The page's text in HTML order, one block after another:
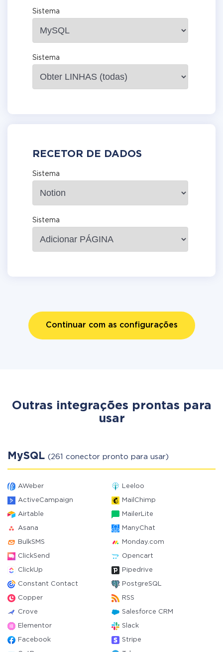
Sistema
Sistema
RECETOR DE DADOS
Sistema
Sistema
Continuar com as configurações
Outras integrações prontas para
usar
MySQL (261 conector pronto para usar)
AWeber Leeloo
ActiveCampaign MailChimp
Airtable MailerLite
Asana ManyChat
BulkSMS Monday.com
ClickSend Opencart
ClickUp Pipedrive
Constant Contact PostgreSQL
Copper RSS
Crove Salesforce CRM
Elementor Slack
Facebook Stripe